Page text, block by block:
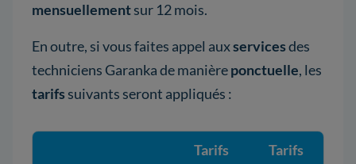
mensuellementsur 12 mois.
En outre, si vous faites appel auxservicesdes
techniciens Garanka de manièreponctuelle, les
tarifs suivants seront appliqués :
Tarifs
Tarifs